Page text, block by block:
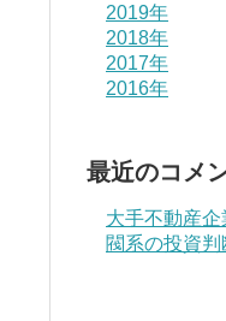
2019年
2018年
2017年
2016年
最近のコメ
大手不動産
閥系の投資判